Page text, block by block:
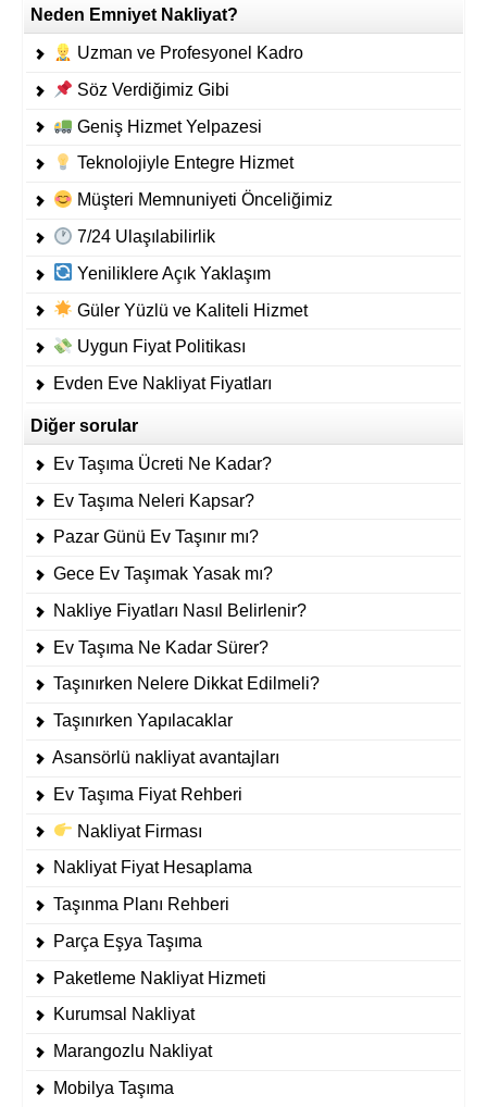
Neden Emniyet Nakliyat?
Uzman ve Profesyonel Kadro
Söz Verdiğimiz Gibi
Geniş Hizmet Yelpazesi
Teknolojiyle Entegre Hizmet
Müşteri Memnuniyeti Önceliğimiz
7/24 Ulaşılabilirlik
Yeniliklere Açık Yaklaşım
Güler Yüzlü ve Kaliteli Hizmet
Uygun Fiyat Politikası
Evden Eve Nakliyat Fiyatları
Diğer sorular
Ev Taşıma Ücreti Ne Kadar?
Ev Taşıma Neleri Kapsar?
Pazar Günü Ev Taşınır mı?
Gece Ev Taşımak Yasak mı?
Nakliye Fiyatları Nasıl Belirlenir?
Ev Taşıma Ne Kadar Sürer?
Taşınırken Nelere Dikkat Edilmeli?
Taşınırken Yapılacaklar
Asansörlü nakliyat avantajları
Ev Taşıma Fiyat Rehberi
Nakliyat Firması
Nakliyat Fiyat Hesaplama
Taşınma Planı Rehberi
Parça Eşya Taşıma
Paketleme Nakliyat Hizmeti
Kurumsal Nakliyat
Marangozlu Nakliyat
Mobilya Taşıma